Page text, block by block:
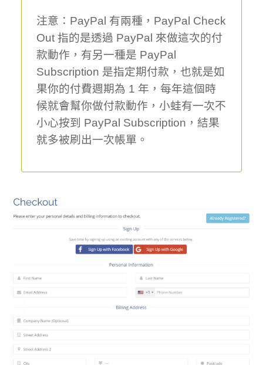
注意：PayPal 有兩種，PayPal Check
Out 指的是透過 PayPal 來做這次的付
款動作，有另一種是 PayPal
Subscription 是指定期付款，也就是如
果你的付費週期為 1 年，每年這個時
候就會幫你做付款動作，小蛙有一次不
小心按到 PayPal Subscription，結果
就多被刷出一次帳單。